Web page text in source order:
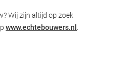
Wij zijn altijd op zoek
www.echtebouwers.nl .